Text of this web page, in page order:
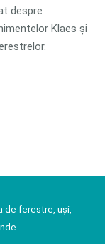
despre
Klaes și
de ferestre, uși,